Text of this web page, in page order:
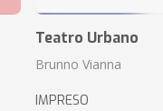
Teatro Urbano
Brunno Vianna
IMPRESO